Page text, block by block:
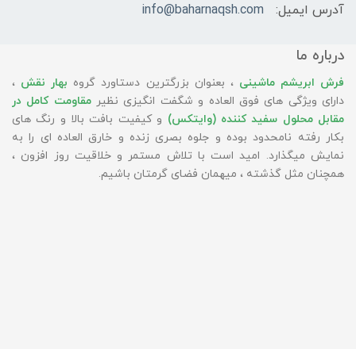
آدرس ایمیل:
info@baharnaqsh.com
درباره ما
فرش ابریشم ماشینی ، بعنوان بزرگترین دستاورد گروه بهار نقش ،
دارای ویژگی های فوق العاده و شگفت انگیزی نظیرمقاومت کامل در
مقابل محلول سفید کننده (وایتکس) و کیفیت بافت بالا و رنگ های
بکار رفته نامحدود بوده و جلوه بصری زنده و خارق العاده ای را به
نمایش میگذارد. امید است با تلاش مستمر و خلاقیت روز افزون ،
همچنان مثل گذشته ، میهمان فضای گرمتان باشیم.